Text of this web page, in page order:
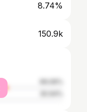
8.74%
150.9k